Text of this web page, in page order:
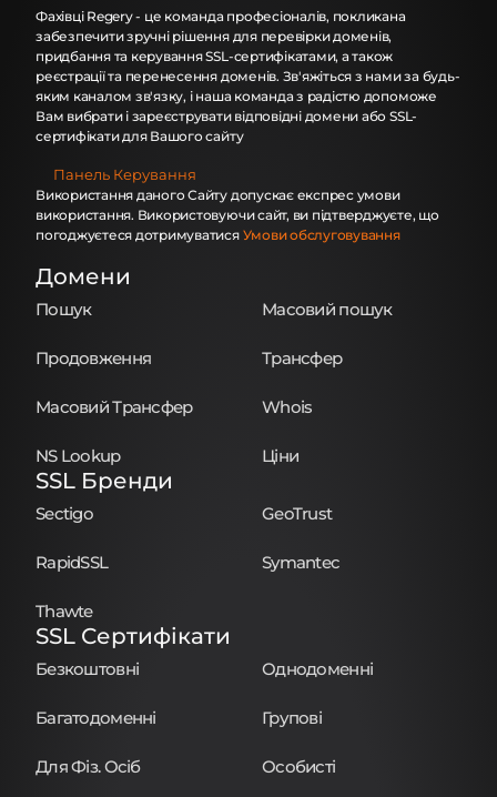
Фахівці Regery - це команда професіоналів, покликана
забезпечити зручні рішення для перевірки доменів,
придбання та керування SSL-сертифікатами, а також
реєстрації та перенесення доменів. Зв'яжіться з нами за будь-
яким каналом зв'язку, і наша команда з радістю допоможе
Вам вибрати і зареєструвати відповідні домени або SSL-
сертифікати для Вашого сайту
Панель Керування
Використання даного Сайту допускає експрес умови
використання. Використовуючи сайт, ви підтверджуєте, що
погоджуєтеся дотримуватися Умови обслуговування
Домени
Пошук Масовий пошук
Продовження Трансфер
Масовий Трансфер Whois
NS Lookup Ціни
SSL Бренди
Sectigo GeoTrust
RapidSSL Symantec
Thawte
SSL Сертифікати
Безкоштовні Однодоменні
Багатодоменні Групові
Для Фіз. Осіб Особисті